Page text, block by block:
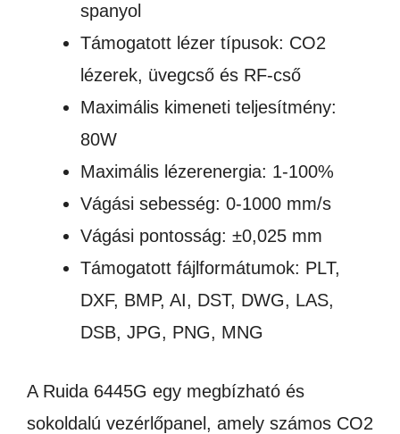
spanyol
Támogatott lézer típusok: CO2
lézerek, üvegcső és RF-cső
Maximális kimeneti teljesítmény:
80W
Maximális lézerenergia: 1-100%
Vágási sebesség: 0-1000 mm/s
Vágási pontosság: ±0,025 mm
Támogatott fájlformátumok: PLT,
DXF, BMP, AI, DST, DWG, LAS,
DSB, JPG, PNG, MNG
A Ruida 6445G egy megbízható és
sokoldalú vezérlőpanel, amely számos CO2